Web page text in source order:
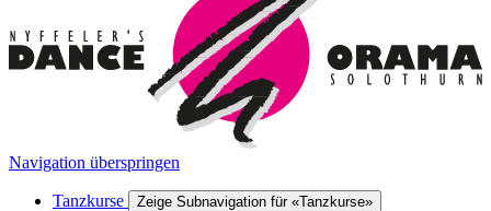
Navigation überspringen
Tanzkurse Zeige Subnavigation für «Tanzkurse»